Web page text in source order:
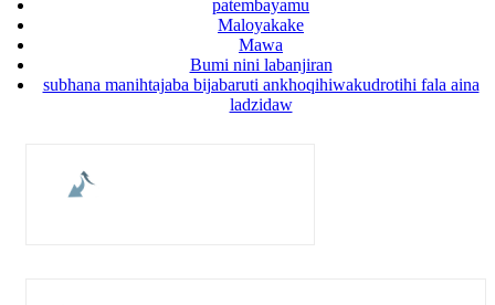
patembayamu
Maloyakake
Mawa
Bumi nini labanjiran
subhana manihtajaba bijabaruti ankhoqihiwakudrotihi fala aina
ladzidaw